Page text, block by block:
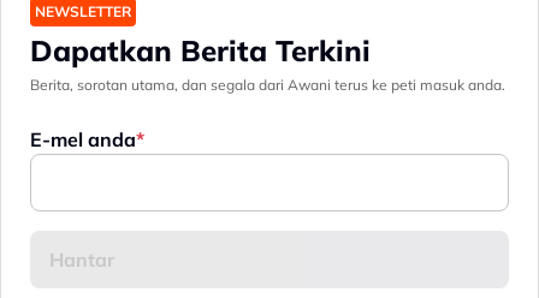
NEWSLETTER
Dapatkan Berita Terkini
Berita, sorotan utama, dan segala dari Awani terus ke peti masuk anda.
E-mel anda